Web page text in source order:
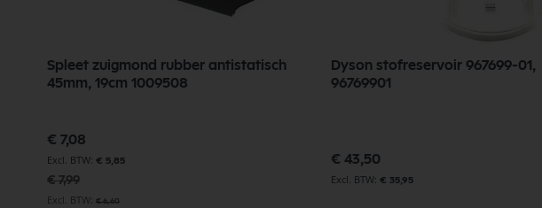
Spleet zuigmond rubber antistatisch
45mm, 19cm 1009508
Speciale
prijs
€ 7,08
€ 5,85
€ 7,99
€ 6,60
Dyson stofreservoir 967699-01,
96769901
€ 43,50
€ 35,95